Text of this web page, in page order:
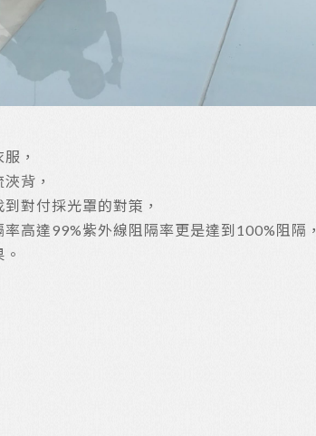
，
背，
對付採光罩的對策，
高達99%紫外線阻隔率更是達到100%阻隔，